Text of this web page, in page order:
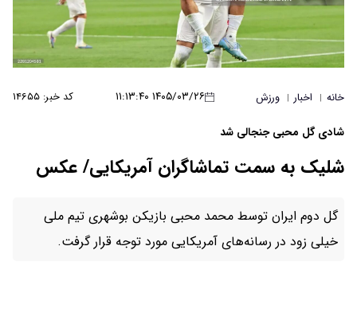
خانه | اخبار | ورزش ۱۴۰۵/۰۳/۲۶ ۱۱:۱۳:۴۰ کد خبر: ۱۴۶۵۵
شادی گل محبی جنجالی شد
شلیک به سمت تماشاگران آمریکایی/ عکس
گل دوم ایران توسط محمد محبی بازیکن بوشهری تیم ملی
خیلی زود در رسانه‌های آمریکایی مورد توجه قرار گرفت.